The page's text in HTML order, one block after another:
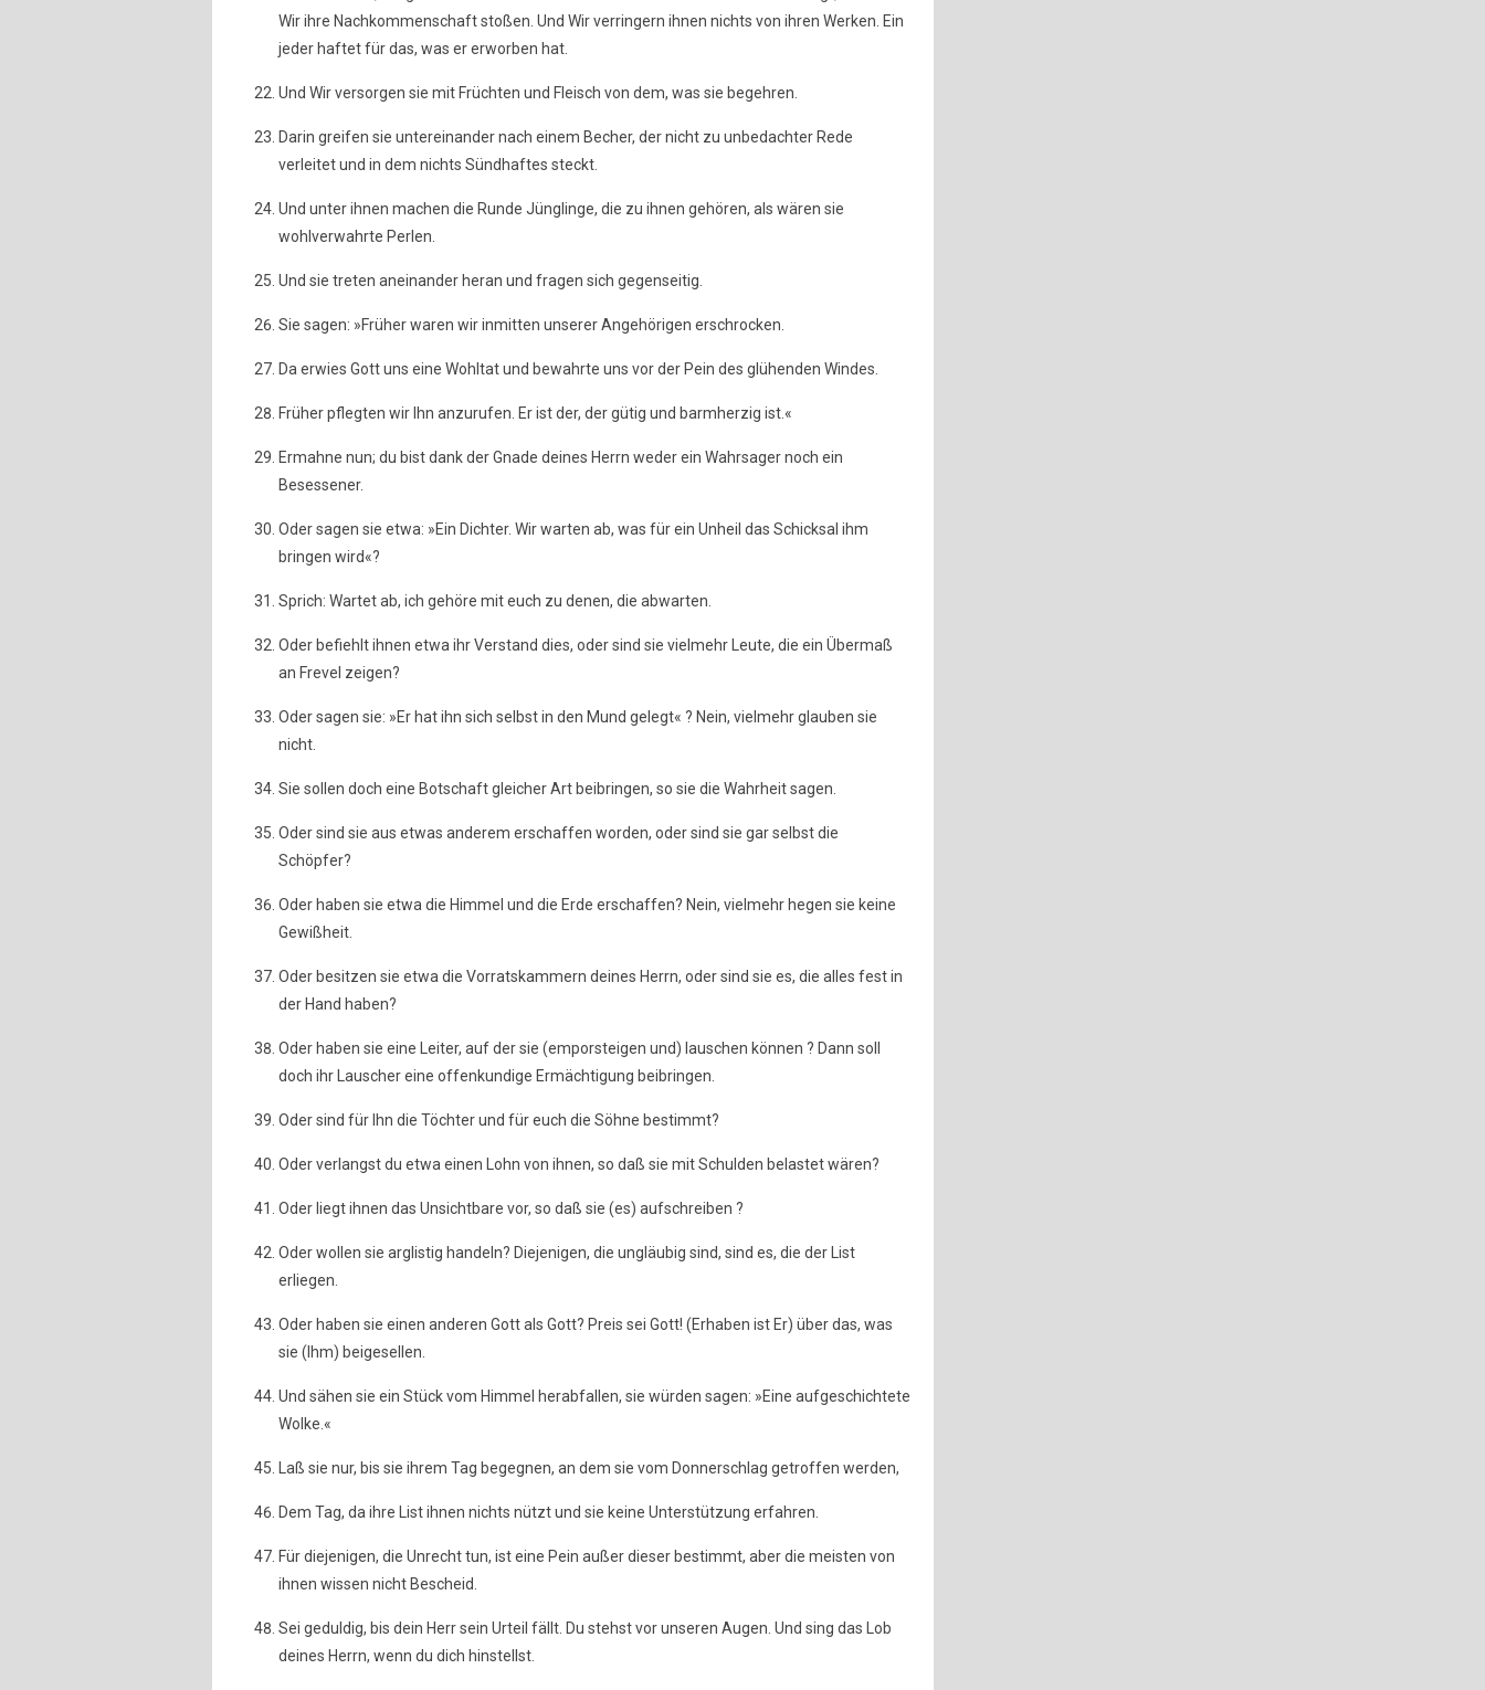
Wir ihre Nachkommenschaft stoßen. Und Wir verringern ihnen nichts von ihren Werken. Ein
jeder haftet für das, was er erworben hat.
Und Wir versorgen sie mit Früchten und Fleisch von dem, was sie begehren.
Darin greifen sie untereinander nach einem Becher, der nicht zu unbedachter Rede
verleitet und in dem nichts Sündhaftes steckt.
Und unter ihnen machen die Runde Jünglinge, die zu ihnen gehören, als wären sie
wohlverwahrte Perlen.
Und sie treten aneinander heran und fragen sich gegenseitig.
Sie sagen: »Früher waren wir inmitten unserer Angehörigen erschrocken.
Da erwies Gott uns eine Wohltat und bewahrte uns vor der Pein des glühenden Windes.
Früher pflegten wir Ihn anzurufen. Er ist der, der gütig und barmherzig ist.«
Ermahne nun; du bist dank der Gnade deines Herrn weder ein Wahrsager noch ein
Besessener.
Oder sagen sie etwa: »Ein Dichter. Wir warten ab, was für ein Unheil das Schicksal ihm
bringen wird«?
Sprich: Wartet ab, ich gehöre mit euch zu denen, die abwarten.
Oder befiehlt ihnen etwa ihr Verstand dies, oder sind sie vielmehr Leute, die ein Übermaß
an Frevel zeigen?
Oder sagen sie: »Er hat ihn sich selbst in den Mund gelegt« ? Nein, vielmehr glauben sie
nicht.
Sie sollen doch eine Botschaft gleicher Art beibringen, so sie die Wahrheit sagen.
Oder sind sie aus etwas anderem erschaffen worden, oder sind sie gar selbst die
Schöpfer?
Oder haben sie etwa die Himmel und die Erde erschaffen? Nein, vielmehr hegen sie keine
Gewißheit.
Oder besitzen sie etwa die Vorratskammern deines Herrn, oder sind sie es, die alles fest in
der Hand haben?
Oder haben sie eine Leiter, auf der sie (emporsteigen und) lauschen können ? Dann soll
doch ihr Lauscher eine offenkundige Ermächtigung beibringen.
Oder sind für Ihn die Töchter und für euch die Söhne bestimmt?
Oder verlangst du etwa einen Lohn von ihnen, so daß sie mit Schulden belastet wären?
Oder liegt ihnen das Unsichtbare vor, so daß sie (es) aufschreiben ?
Oder wollen sie arglistig handeln? Diejenigen, die ungläubig sind, sind es, die der List
erliegen.
Oder haben sie einen anderen Gott als Gott? Preis sei Gott! (Erhaben ist Er) über das, was
sie (Ihm) beigesellen.
Und sähen sie ein Stück vom Himmel herabfallen, sie würden sagen: »Eine aufgeschichtete
Wolke.«
Laß sie nur, bis sie ihrem Tag begegnen, an dem sie vom Donnerschlag getroffen werden,
Dem Tag, da ihre List ihnen nichts nützt und sie keine Unterstützung erfahren.
Für diejenigen, die Unrecht tun, ist eine Pein außer dieser bestimmt, aber die meisten von
ihnen wissen nicht Bescheid.
Sei geduldig, bis dein Herr sein Urteil fällt. Du stehst vor unseren Augen. Und sing das Lob
deines Herrn, wenn du dich hinstellst.